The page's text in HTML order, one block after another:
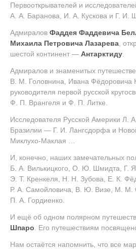
Первооткрывателей и
А. А. Баранова
И. А. Кускова и Г. И.
Адмиралов Фаддея Фаддевича
Михаила Петровича Лазарева ,
шестой континент — Антарктиду
Адмиралов и знаменитых
В. М. Головнина , Ивана
руководителя первой русской
Ф. П. Врангеля и Ф. П. Литке
Исследователя Русской Америки Л.
Бразилии — Г. И. Лангсдорфа и
Миклухо-Маклая …
И, конечно, наших замечательных
Б. А. Вилькицкого О. Ю. Шмидта Г.
Э. Т. Кренкеля
Н. Н. Зубова Е. К.
Р. А. Самойловича
В. Ю. Визе М. М.
П. А. Гордиенко
И ещё об одном полярном
Шпаро . Его путешествиям
Нам остаётся напомнить, что все